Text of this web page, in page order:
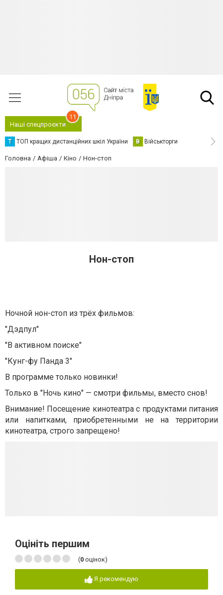
Наші спецпроєкти
11
Т ТОП кращих дистанційних шкіл України В Військторги
Головна Афіша Кіно Нон-стоп
Нон-стоп
Ночной нон-стоп из трёх фильмов:
"Дэдпул"
"В активном поиске"
"Кунг-фу Панда 3"
В программе только новинки!
Только в "Ночь кино" — смотри фильмы, вместо снов!
Внимание! Посещение кинотеатра с продуктами питания
или напитками, приобретенными не на территории
кинотеатра, строго запрещено!
Оцініть першим
(0 оцінок)
Я рекомендую